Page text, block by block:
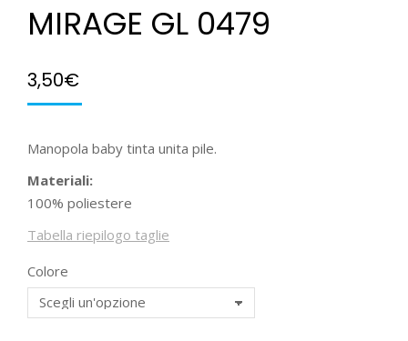
MIRAGE GL 0479
3,50€
Manopola baby tinta unita pile.
Materiali:
100% poliestere
Tabella riepilogo taglie
Colore